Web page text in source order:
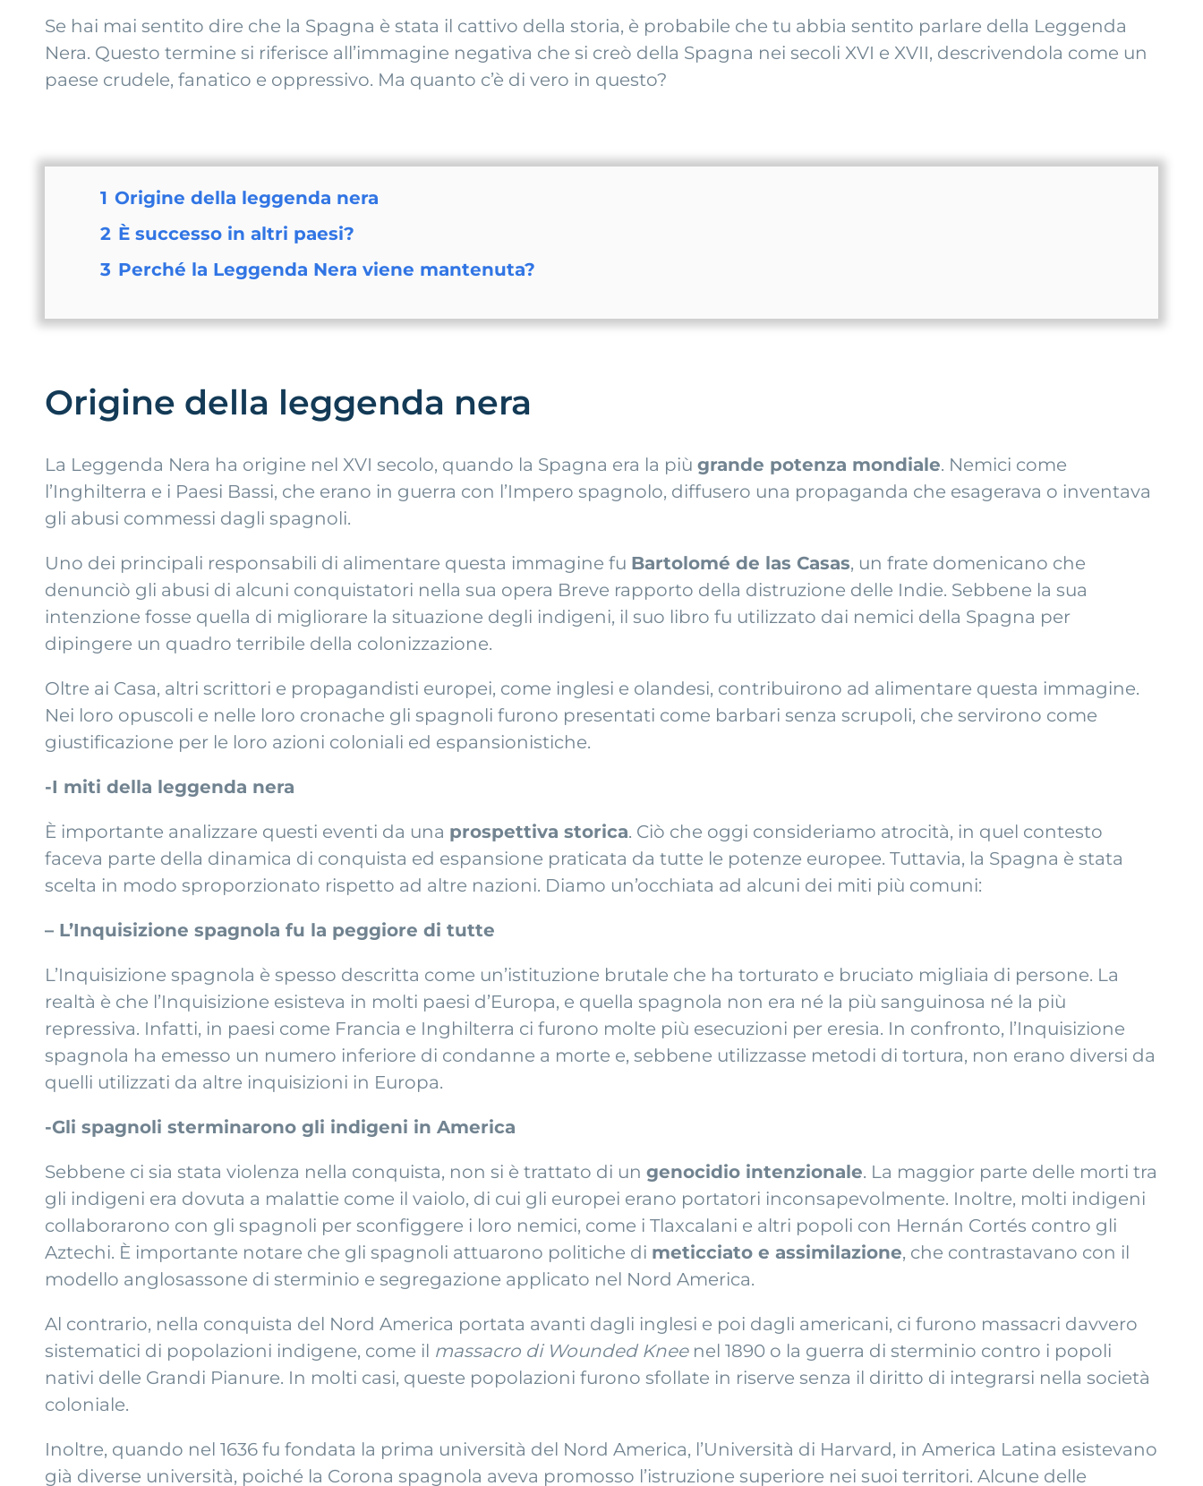
Se hai mai sentito dire che la Spagna è stata il cattivo della storia, è probabile che tu abbia sentito parlare della Leggenda
Nera. Questo termine si riferisce all’immagine negativa che si creò della Spagna nei secoli XVI e XVII, descrivendola come un
paese crudele, fanatico e oppressivo. Ma quanto c’è di vero in questo?
1 Origine della leggenda nera
2 È successo in altri paesi?
3 Perché la Leggenda Nera viene mantenuta?
Origine della leggenda nera
La Leggenda Nera ha origine nel XVI secolo, quando la Spagna era la più grande potenza mondiale. Nemici come
l’Inghilterra e i Paesi Bassi, che erano in guerra con l’Impero spagnolo, diffusero una propaganda che esagerava o inventava
gli abusi commessi dagli spagnoli.
Uno dei principali responsabili di alimentare questa immagine fu Bartolomé de las Casas, un frate domenicano che
denunciò gli abusi di alcuni conquistatori nella sua opera Breve rapporto della distruzione delle Indie. Sebbene la sua
intenzione fosse quella di migliorare la situazione degli indigeni, il suo libro fu utilizzato dai nemici della Spagna per
dipingere un quadro terribile della colonizzazione.
Oltre ai Casa, altri scrittori e propagandisti europei, come inglesi e olandesi, contribuirono ad alimentare questa immagine.
Nei loro opuscoli e nelle loro cronache gli spagnoli furono presentati come barbari senza scrupoli, che servirono come
giustificazione per le loro azioni coloniali ed espansionistiche.
-I miti della leggenda nera
È importante analizzare questi eventi da una prospettiva storica. Ciò che oggi consideriamo atrocità, in quel contesto
faceva parte della dinamica di conquista ed espansione praticata da tutte le potenze europee. Tuttavia, la Spagna è stata
scelta in modo sproporzionato rispetto ad altre nazioni. Diamo un’occhiata ad alcuni dei miti più comuni:
– L’Inquisizione spagnola fu la peggiore di tutte
L’Inquisizione spagnola è spesso descritta come un’istituzione brutale che ha torturato e bruciato migliaia di persone. La
realtà è che l’Inquisizione esisteva in molti paesi d’Europa, e quella spagnola non era né la più sanguinosa né la più
repressiva. Infatti, in paesi come Francia e Inghilterra ci furono molte più esecuzioni per eresia. In confronto, l’Inquisizione
spagnola ha emesso un numero inferiore di condanne a morte e, sebbene utilizzasse metodi di tortura, non erano diversi da
quelli utilizzati da altre inquisizioni in Europa.
-Gli spagnoli sterminarono gli indigeni in America
Sebbene ci sia stata violenza nella conquista, non si è trattato di un genocidio intenzionale. La maggior parte delle morti tra
gli indigeni era dovuta a malattie come il vaiolo, di cui gli europei erano portatori inconsapevolmente. Inoltre, molti indigeni
collaborarono con gli spagnoli per sconfiggere i loro nemici, come i Tlaxcalani e altri popoli con Hernán Cortés contro gli
Aztechi. È importante notare che gli spagnoli attuarono politiche di meticciato e assimilazione, che contrastavano con il
modello anglosassone di sterminio e segregazione applicato nel Nord America.
Al contrario, nella conquista del Nord America portata avanti dagli inglesi e poi dagli americani, ci furono massacri davvero
sistematici di popolazioni indigene, come il massacro di Wounded Kneenel 1890 o la guerra di sterminio contro i popoli
nativi delle Grandi Pianure. In molti casi, queste popolazioni furono sfollate in riserve senza il diritto di integrarsi nella società
coloniale.
Inoltre, quando nel 1636 fu fondata la prima università del Nord America, l’Università di Harvard, in America Latina esistevano
già diverse università, poiché la Corona spagnola aveva promosso l’istruzione superiore nei suoi territori. Alcune delle